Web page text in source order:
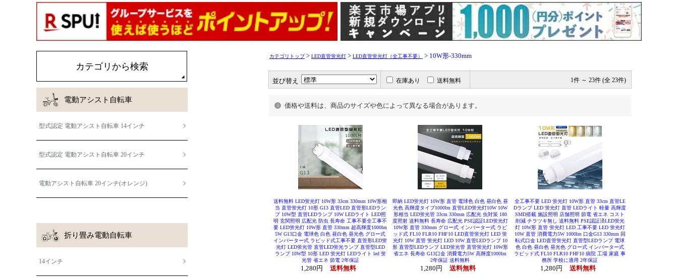
カテゴリから検索
電動アシスト自転車
型式認定 電動アシスト自転車 14インチ
型式認定 電動アシスト自転車 20インチ
電動アシスト自転車 20インチ(オレンジ)
折り畳み電動自転車
14インチ
カテゴリトップ> LED直管蛍光灯 > LED直管蛍光灯（全工事不要） > 10W形-330mm
並び替え 在庫あり 送料無料 1件 ～ 23件 (全 23件)
価格や送料は、商品のサイズや色によって異なる場合があります。
送料無料 LED蛍光灯 10W形 33cm 330mm 10W形相
当 直管蛍光灯 10形 G13 直管LED 直管形LEDラン
プ 10W型 直管LEDランプ 10W LEDライト LED照
明 玄関照明 広配光 防虫 長寿命 工事不要全工事不
要 LED蛍光灯 10W形 直管 330mm 超高輝度1000lm
5W G13口金 電球色 白色 昼白色 昼光色 グロー式
インバーター式 ラピッド式工事不要 直管形LED蛍
光灯 LED蛍光管 直管LED蛍光ランプ 直管型LED
ランプ 10W型 10形 LED 蛍光灯 LEDライト led 蛍
光管 省エネ 節電 2年保証
1,280円 送料無料
即納 LED蛍光灯 10W形 直管 電球色 白色 昼白色 昼
光色 高輝度タイプ1000lm 直管LED蛍光灯10W 10W
形相当 LED蛍光管 33cm 330mm 広配光 虫対策 180
度照射 送料無料 長寿命 広配光 PSE認証LED蛍光灯
10W形 直管 330mm グロー式 インバーター式 ラピ
ッド式 FL10 FLR10 FHF10 LED直管蛍光灯 LED 蛍
光灯 10W 直管 蛍光灯 LED 10W 直管LEDランプ 10
形 直管型LEDランプ LED蛍光管 直管蛍光灯 10W形
省エネ 長寿命 G13口金 消費電力5W 高輝度1000lm
2年保証 送料無料
1,280円 送料無料
全工事不要 LED 蛍光灯 10W形 直管 33cm 直管LE
Dランプ LED 蛍光灯 直管 LEDライト 軽量 高輝度
SMD搭載 施設照明 店舗照明 節電 省エネ コスト
削減 チラツキ無し 送料無料 PSE認証済LED蛍光
灯 10W形 直管 蛍光灯 LED 工事不要 LED 蛍光灯
10W 直管 消費電力5W 1000lm 口金G13 330mm 回
転式口金 LED直管蛍光灯 直管型LEDランプ 電球
色 白色 昼白色 昼光色 グロー式 インバーター式
ラピッド式 FL10 FLR10 FHF10 病院 工場 家庭 事
務所 学校に適用 2年保証
1,280円 送料無料